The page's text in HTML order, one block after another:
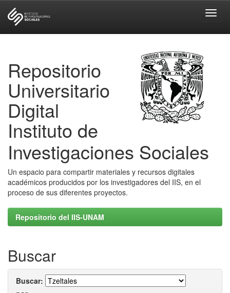
Repositorio
Universitario
Digital
Instituto de
Investigaciones Sociales
Un espacio para compartir materiales y recursos digitales
académicos producidos por los investigadores del IIS, en el
proceso de sus diferentes proyectos.
Repositorio del IIS-UNAM
Buscar
Buscar: